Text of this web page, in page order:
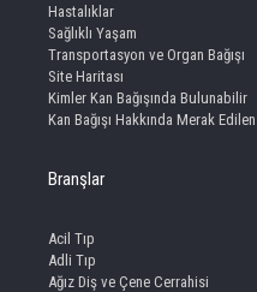
Hastalıklar
Sağlıklı Yaşam
Transportasyon ve Organ Bağışı
Site Haritası
Kimler Kan Bağışında Bulunabilir
Kan Bağışı Hakkında Merak
Branşlar
Acil Tıp
Adli Tıp
Ağız Diş ve Çene Cerrahisi